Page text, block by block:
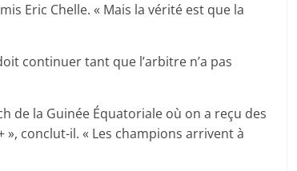
Eric Chelle. « Mais la vérité est que la
continuer tant que l’arbitre n’a pas
de la Guinée Équatoriale où on a reçu des
», conclut-il. « Les champions arrivent à